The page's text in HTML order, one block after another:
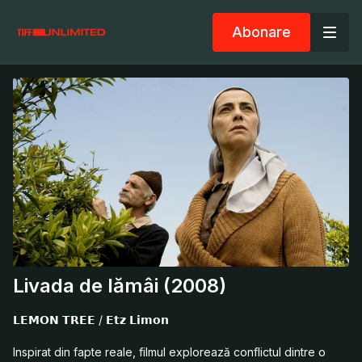
Abonare
Livada de lămâi (2008)
𝗟𝗘𝗠𝗢𝗡 𝗧𝗥𝗘𝗘 / 𝗘𝘁𝘇 𝗟𝗶𝗺𝗼𝗻
Inspirat din fapte reale, filmul explorează conflictul dintre o